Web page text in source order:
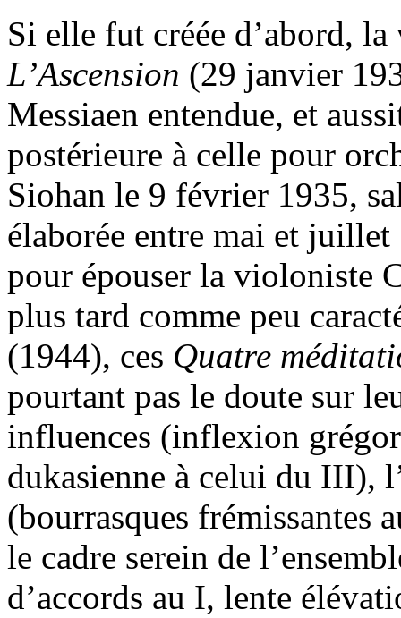
Si elle fut créée d’abord,
L’Ascension (29 janvier
Messiaen entendue, et
postérieure à celle pour
Siohan le 9 février 1935,
élaborée entre mai et
pour épouser la violoniste
plus tard comme peu
(1944), ces Quatre
pourtant pas le doute sur
influences (inflexion
dukasienne à celui du III),
(bourrasques frémissantes
le cadre serein de
d’accords au I, lente